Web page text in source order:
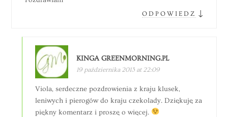
ODPOWIEDZ ↓
KINGA GREENMORNING.PL
19 października 2013 at 22:09
Viola, serdeczne pozdrowienia z kraju klusek,
leniwych i pierogów do kraju czekolady. Dziękuję za
piękny komentarz i proszę o więcej.